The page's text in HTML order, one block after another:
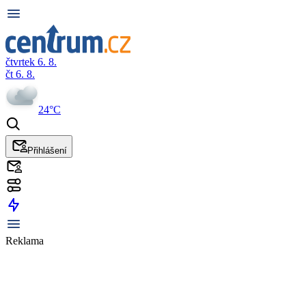
čtvrtek 6. 8.
čt 6. 8.
24°C
Přihlášení
Reklama